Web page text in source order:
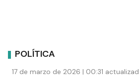
POLÍTICA
17 de marzo de 2026 | 00:31